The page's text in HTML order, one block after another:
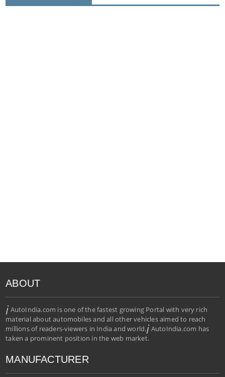
ABOUT
iAutoIndia.com is one of the fastest growing Portal with very rich
material about automobiles and all other vehicles aimed to reach
millions of readers-viewers in India and world.iAutoIndia.com has
taken a prominent position in the web market.
MANUFACTURER